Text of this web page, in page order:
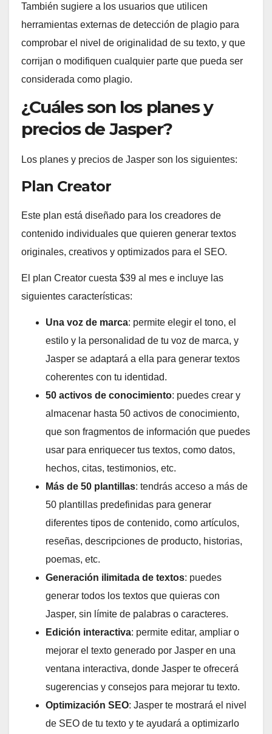
También sugiere a los usuarios que utilicen
herramientas externas de detección de plagio para
comprobar el nivel de originalidad de su texto, y que
corrijan o modifiquen cualquier parte que pueda ser
considerada como plagio.
¿Cuáles son los planes y
precios de Jasper?
Los planes y precios de Jasper son los siguientes:
Plan Creator
Este plan está diseñado para los creadores de
contenido individuales que quieren generar textos
originales, creativos y optimizados para el SEO.
El plan Creator cuesta $39 al mes e incluye las
siguientes características:
Una voz de marca: permite elegir el tono, el
estilo y la personalidad de tu voz de marca, y
Jasper se adaptará a ella para generar textos
coherentes con tu identidad.
50 activos de conocimiento: puedes crear y
almacenar hasta 50 activos de conocimiento,
que son fragmentos de información que puedes
usar para enriquecer tus textos, como datos,
hechos, citas, testimonios, etc.
Más de 50 plantillas: tendrás acceso a más de
50 plantillas predefinidas para generar
diferentes tipos de contenido, como artículos,
reseñas, descripciones de producto, historias,
poemas, etc.
Generación ilimitada de textos: puedes
generar todos los textos que quieras con
Jasper, sin límite de palabras o caracteres.
Edición interactiva: permite editar, ampliar o
mejorar el texto generado por Jasper en una
ventana interactiva, donde Jasper te ofrecerá
sugerencias y consejos para mejorar tu texto.
Optimización SEO: Jasper te mostrará el nivel
de SEO de tu texto y te ayudará a optimizarlo